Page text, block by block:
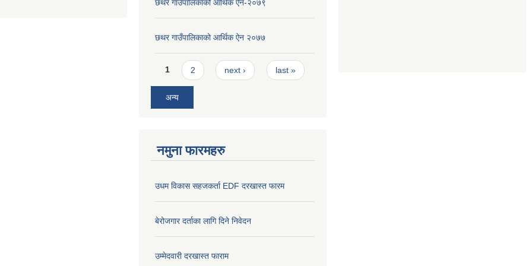
छथर गाउँपालिकाको आर्थिक ऐन-२०७९
छथर गाउँपालिकाको आर्थिक ऐन २०७७
Pages
1 2 next › last »
अन्य
नमुना फारमहरु
उधम विकास सहजकर्ता EDF दरखास्त फारम
बेरोजगार दर्ताका लागि दिने निवेदन
उम्मेदवारी दरखास्त फाराम